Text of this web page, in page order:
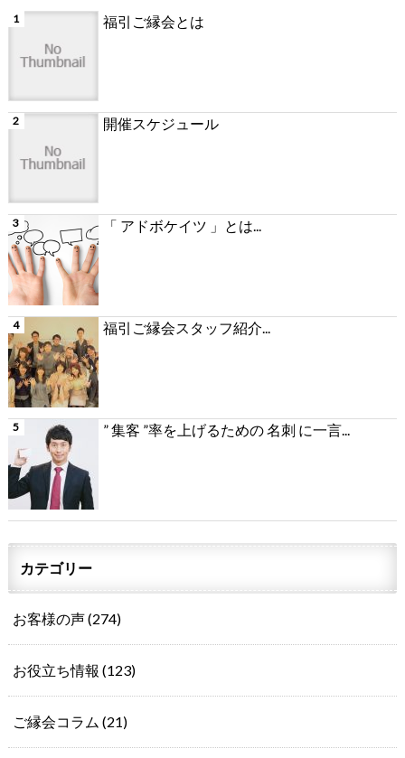
福引ご縁会とは
開催スケジュール
「 アドボケイツ 」とは...
福引ご縁会スタッフ紹介...
” 集客 ”率を上げるための 名刺 に一言...
カテゴリー
お客様の声(274)
お役立ち情報 (123)
ご縁会コラム (21)